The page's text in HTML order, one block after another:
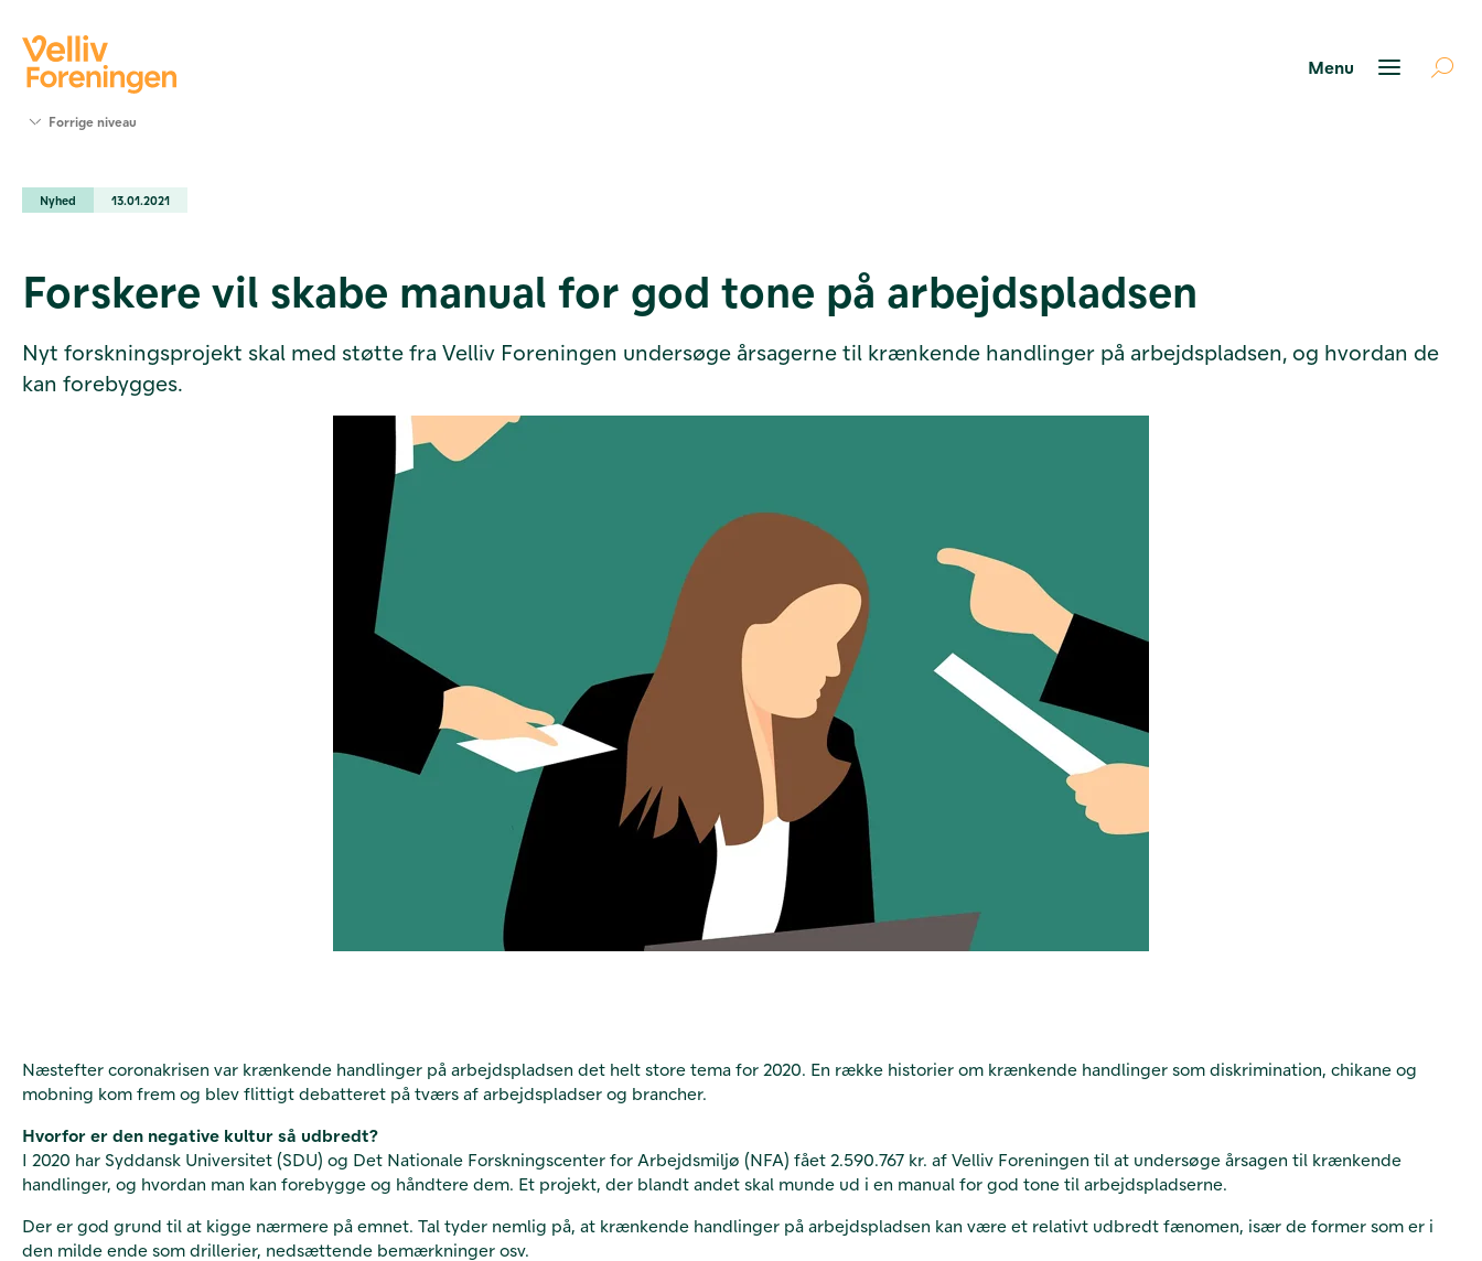
Værktøjer
Foreningen
Kontakt
Forrige niveau
Nyhed 13.01.2021
Forskere vil skabe manual for god tone på arbejdspladsen
Nyt forskningsprojekt skal med støtte fra Velliv Foreningen undersøge årsagerne til krænkende handlinger på arbejdspladsen, og hvordan de
kan forebygges.
Næstefter coronakrisen var krænkende handlinger på arbejdspladsen det helt store tema for 2020. En række historier om krænkende handlinger som diskrimination, chikane og
mobning kom frem og blev flittigt debatteret på tværs af arbejdspladser og brancher.
Hvorfor er den negative kultur så udbredt?
I 2020 har Syddansk Universitet (SDU) og Det Nationale Forskningscenter for Arbejdsmiljø (NFA) fået 2.590.767 kr. af Velliv Foreningen til at undersøge årsagen til krænkende
handlinger, og hvordan man kan forebygge og håndtere dem. Et projekt, der blandt andet skal munde ud i en manual for god tone til arbejdspladserne.
Der er god grund til at kigge nærmere på emnet. Tal tyder nemlig på, at krænkende handlinger på arbejdspladsen kan være et relativt udbredt fænomen, især de former som er i
den milde ende som drillerier, nedsættende bemærkninger osv.